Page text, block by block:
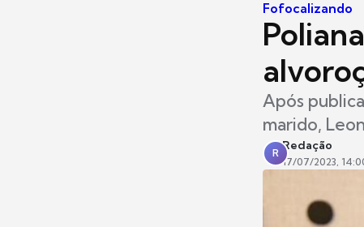
Fofocalizando
Após
marido,
R
Redação
17/07/2023,